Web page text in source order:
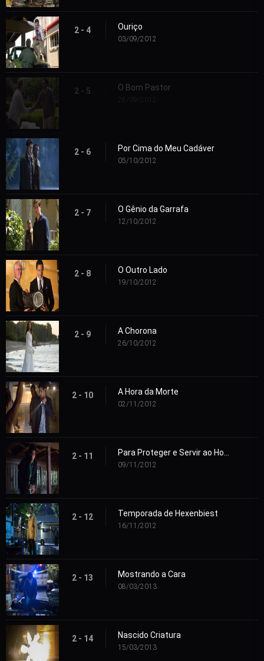
2 - 4 Ouriço
03/09/2012
2 - 5 O Bom Pastor
2 - 6 Por Cima do Meu Cadáver
05/10/2012
2 - 7 O Gênio da Garrafa
12/10/2012
2 - 8 O Outro Lado
19/10/2012
2 - 9 A Chorona
26/10/2012
2 - 10 A Hora da Morte
02/11/2012
2 - 11
09/11/2012
2 - 12 Temporada de Hexenbiest
16/11/2012
2 - 13 Mostrando a Cara
08/03/2013
2 - 14 Nascido Criatura
15/03/2013